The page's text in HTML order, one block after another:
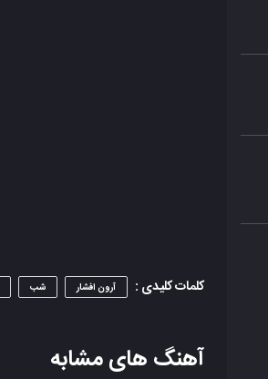
کلمات کلیدی : آرون افشار شب
آهنگ های مشابه